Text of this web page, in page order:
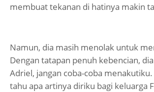
membuat tekanan di hatinya makin
Namun, dia masih menolak untuk
Dengan tatapan penuh kebencian,
Adriel, jangan coba-coba
tahu apa artinya diriku bagi keluarga